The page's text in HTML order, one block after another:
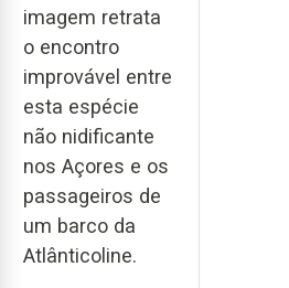
imagem retrata
o encontro
improvável entre
esta espécie
não nidificante
nos Açores e os
passageiros de
um barco da
Atlânticoline.